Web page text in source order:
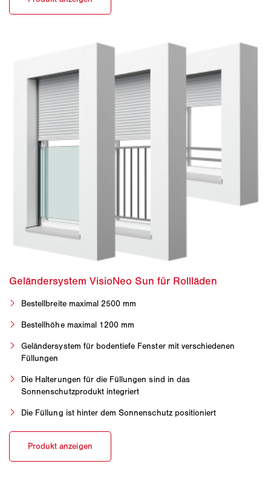
Bestellbreite maximal 2500 mm
Bestellhöhe maximal 1200 mm
Geländersystem für bodentiefe Fenster mit verschiedenen
Füllungen
Die Halterungen für die Füllungen sind in das
Sonnenschutzprodukt integriert
Die Füllung ist hinter dem Sonnenschutz positioniert